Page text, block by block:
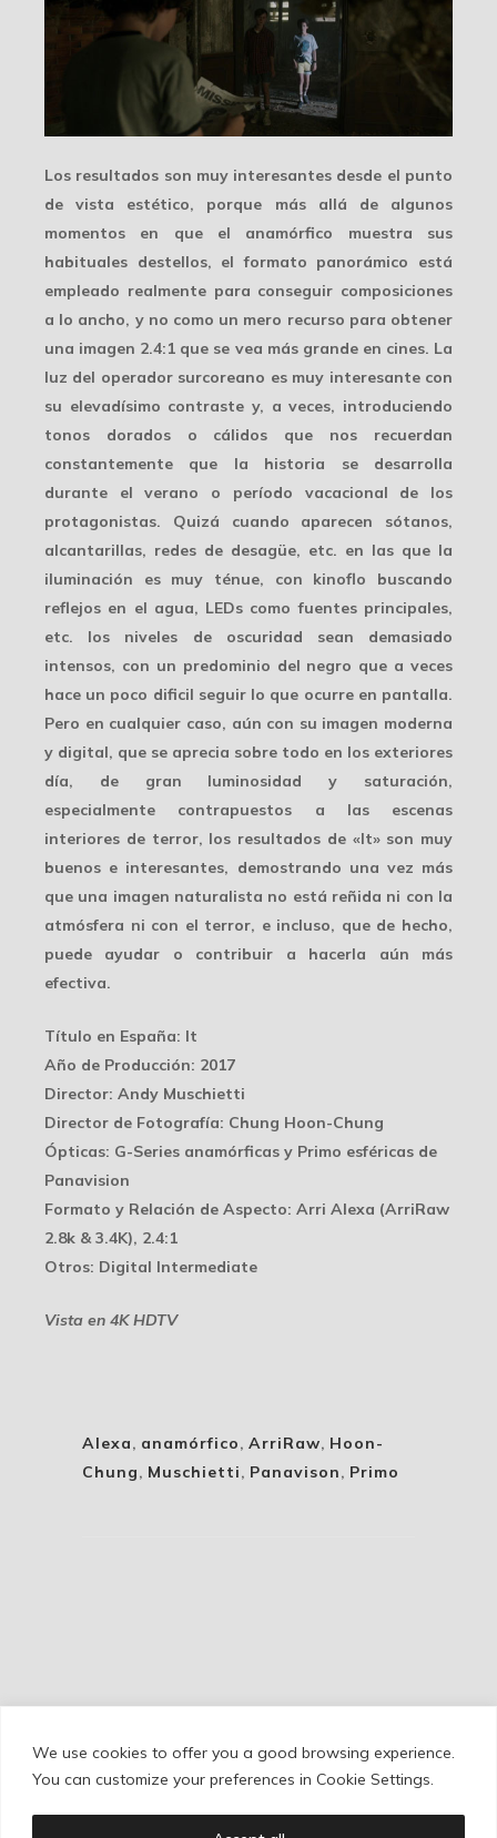
We use cookies to offer you a good browsing experience.
You can customize your preferences in Cookie Settings.
Los resultados son muy interesantes desde el punto
de vista estético, porque más allá de algunos
momentos en que el anamórfico muestra sus
habituales destellos, el formato panorámico está
empleado realmente para conseguir composiciones
a lo ancho, y no como un mero recurso para obtener
una imagen 2.4:1 que se vea más grande en cines. La
luz del operador surcoreano es muy interesante con
su elevadísimo contraste y, a veces, introduciendo
tonos dorados o cálidos que nos recuerdan
constantemente que la historia se desarrolla
durante elverano o período vacacional de los
protagonistas. Quizá cuando aparecen sótanos,
alcantarillas, redes de desagüe, etc. en las que la
iluminación es muy ténue, con kinoflo buscando
reflejos en el agua, LEDs como fuentes principales,
etc. los niveles de oscuridad sean demasiado
intensos, con un predominio del negro que a veces
hace un poco dificil seguir lo que ocurre en pantalla.
Pero en cualquier caso, aún con su imagen moderna
y digital, que se aprecia sobre todo en los exteriores
día, de gran luminosidad y saturación,
especialmente contrapuestos a las escenas
interiores de terror, los resultados de «It» son muy
buenos e interesantes, demostrando una vez más
que una imagen naturalista no está reñida ni con la
atmósfera ni con el terror, e incluso, que de hecho,
puede ayudar o contribuir a hacerla aún más
efectiva.
Título en España: It
Año de Producción: 2017
Director: Andy Muschietti
Director de Fotografía: Chung Hoon-Chung
Ópticas: G-Series anamórficas y Primo esféricas de
Panavision
Formato y Relación de Aspecto: Arri Alexa (ArriRaw
2.8k & 3.4K), 2.4:1
Otros: Digital Intermediate
Vista en 4K HDTV
Alexa, anamórfico, ArriRaw, Hoon-
Chung, Muschietti, Panavison, Primo
Cookie Policy/Privacy Policy /Legal Warning